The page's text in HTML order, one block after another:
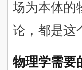
场为本体的
论，都是这
物理学需